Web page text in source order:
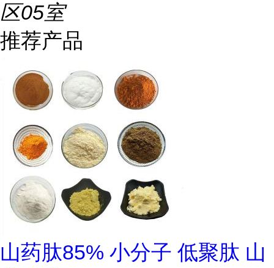
区05室
推荐产品
山药肽85% 小分子 低聚肽 山